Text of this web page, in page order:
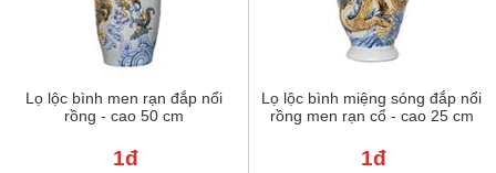
Lọ lộc bình men rạn đắp nổi
rồng - cao 50 cm
1đ
Lọ lộc bình miệng sóng đắp nổi
rồng men rạn cổ - cao 25 cm
1đ